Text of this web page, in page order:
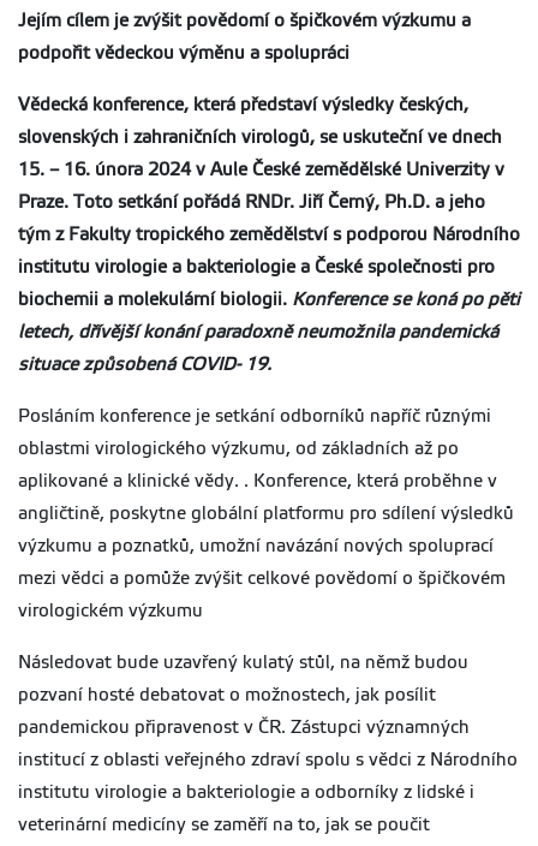
Jejím cílem je zvýšit povědomí o špičkovém výzkumu a
podpořit vědeckou výměnu a spolupráci
Vědecká konference, která představí výsledky českých,
slovenských i zahraničních virologů, se uskuteční ve dnech
15. – 16. února 2024 v Aule České zemědělské Univerzity v
Praze. Toto setkání pořádá RNDr. Jiří Černý, Ph.D. a jeho
tým z Fakulty tropického zemědělství s podporou Národního
institutu virologie a bakteriologie a České společnosti pro
biochemii a molekulární biologii. Konference se koná po pěti
letech, dřívější konání paradoxně neumožnila pandemická
situace způsobená COVID- 19.
Posláním konference je setkání odborníků napříč různými
oblastmi virologického výzkumu, od základních až po
aplikované a klinické vědy. . Konference, která proběhne v
angličtině, poskytne globální platformu pro sdílení výsledků
výzkumu a poznatků, umožní navázání nových spoluprací
mezi vědci a pomůže zvýšit celkové povědomí o špičkovém
virologickém výzkumu
Následovat bude uzavřený kulatý stůl, na němž budou
pozvaní hosté debatovat o možnostech, jak posílit
pandemickou připravenost v ČR. Zástupci významných
institucí z oblasti veřejného zdraví spolu s vědci z Národního
institutu virologie a bakteriologie a odborníky z lidské i
veterinární medicíny se zaměří na to, jak se poučit